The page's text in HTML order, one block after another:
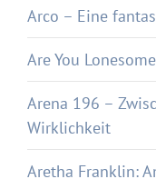
Arco – Eine
Are You
Arena 196 –
Wirklichkeit
Aretha Franklin: